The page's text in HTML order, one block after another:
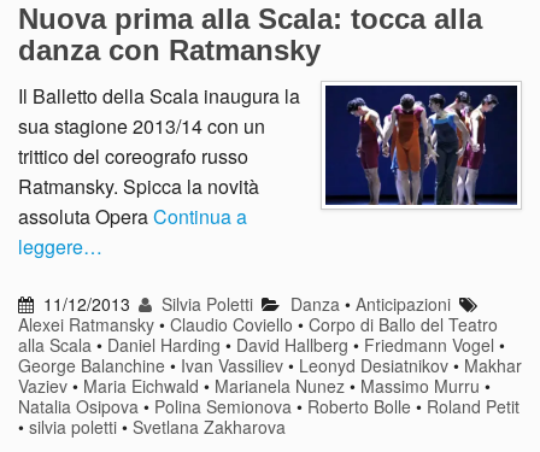
Nuova prima alla Scala: tocca alla
danza con Ratmansky
Il Balletto della Scala inaugura la
sua stagione 2013/14 con un
trittico del coreografo russo
Ratmansky. Spicca la novità
assoluta OperaContinua a
leggere…
11/12/2013 Silvia Poletti Danza • Anticipazioni
Alexei Ratmansky • Claudio Coviello • Corpo di Ballo del Teatro
alla Scala • Daniel Harding • David Hallberg • Friedmann Vogel •
George Balanchine • Ivan Vassiliev • Leonyd Desiatnikov • Makhar
Vaziev • Maria Eichwald • Marianela Nunez • Massimo Murru •
Natalia Osipova • Polina Semionova • Roberto Bolle • Roland Petit
• silvia poletti • Svetlana Zakharova